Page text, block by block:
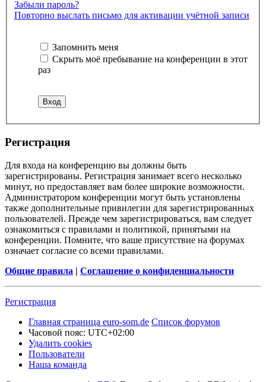
Забыли пароль?
Повторно выслать письмо для активации учётной записи
Запомнить меня
Скрыть моё пребывание на конференции в этот
раз
Регистрация
Для входа на конференцию вы должны быть
зарегистрированы. Регистрация занимает всего несколько
минут, но предоставляет вам более широкие возможности.
Администратором конференции могут быть установлены
также дополнительные привилегии для зарегистрированных
пользователей. Прежде чем зарегистрироваться, вам следует
ознакомиться с правилами и политикой, принятыми на
конференции. Помните, что ваше присутствие на форумах
означает согласие со всеми правилами.
Общие правила | Соглашение о конфиденциальности
Регистрация
Главная страница euro-som.de Список форумов
Часовой пояс: UTC+02:00
Удалить cookies
Пользователи
Наша команда